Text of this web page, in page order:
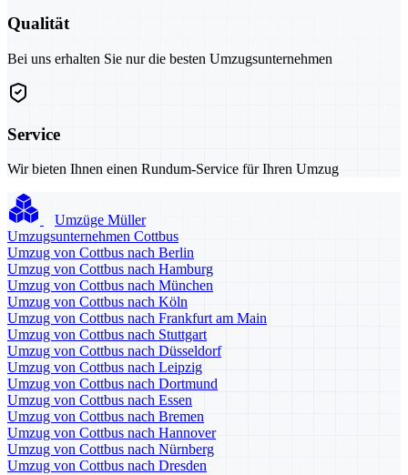
Qualität
Bei uns erhalten Sie nur die besten Umzugsunternehmen
Service
Wir bieten Ihnen einen Rundum-Service für Ihren Umzug
Umzüge Müller
Umzugsunternehmen Cottbus
Umzug von Cottbus nach Berlin
Umzug von Cottbus nach Hamburg
Umzug von Cottbus nach München
Umzug von Cottbus nach Köln
Umzug von Cottbus nach Frankfurt am Main
Umzug von Cottbus nach Stuttgart
Umzug von Cottbus nach Düsseldorf
Umzug von Cottbus nach Leipzig
Umzug von Cottbus nach Dortmund
Umzug von Cottbus nach Essen
Umzug von Cottbus nach Bremen
Umzug von Cottbus nach Hannover
Umzug von Cottbus nach Nürnberg
Umzug von Cottbus nach Dresden